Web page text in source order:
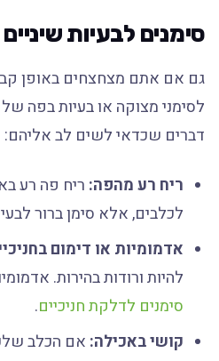
סימנים לבעיות
גם אם אתם מצחצחים באופן
לסימני מצוקה או בעיות בפה
דברים שכדאי לשים לב אליהם:
ריח רע מהפה:ריח פה רע
לכלבים, אלא סימן ברור
אדמומיות או דימום
להיות ורודות בהירות.
סימנים לדלקת חניכיים.
קושי באכילה:אם הכלב